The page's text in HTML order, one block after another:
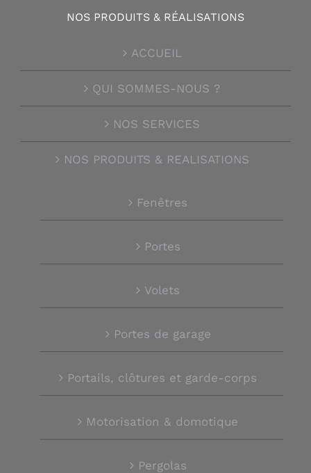
NOS PRODUITS & RÉALISATIONS
ACCUEIL
QUI SOMMES-NOUS ?
NOS SERVICES
NOS PRODUITS & REALISATIONS
Fenêtres
Portes
Volets
Portes de garage
Portails, clôtures et garde-corps
Motorisation & domotique
Pergolas